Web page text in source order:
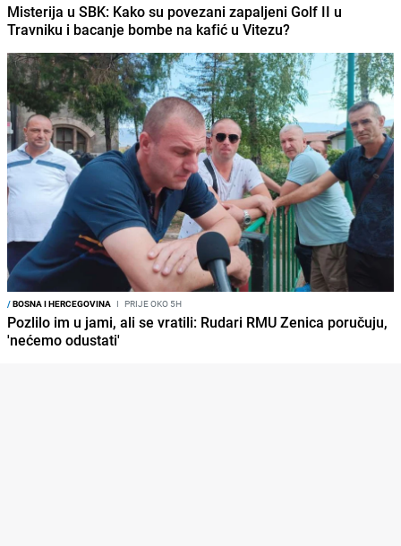
Misterija u SBK: Kako su povezani zapaljeni Golf II u
Travniku i bacanje bombe na kafić u Vitezu?
/BOSNA I HERCEGOVINA I PRIJE OKO 5H
Pozlilo im u jami, ali se vratili: Rudari RMU Zenica poručuju,
'nećemo odustati'